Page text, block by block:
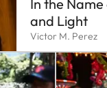
In the
and Light
Victor M. Perez